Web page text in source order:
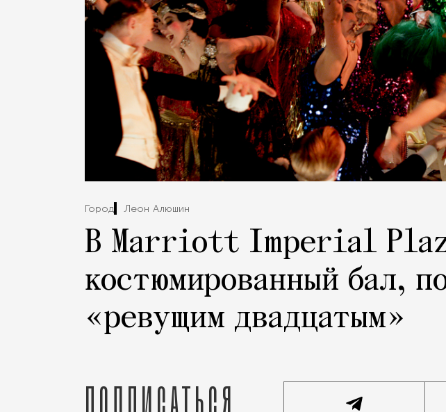
Город Леон Алюшин
В Marriott Imperial
костюмированный бал,
«ревущим двадцатым»
Подписаться